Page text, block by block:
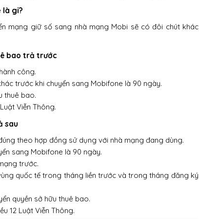
là gi?
mạng giữ số sang nhà mạng Mobi sẽ có đôi chút khác
bao trả trước
công.
trước khi chuyển sang Mobifone là 90 ngày.
thuê bao.
Viễn Thông.
sau
theo hợp đồng sử dụng với nhà mạng đang dùng.
sang Mobifone là 90 ngày.
trước.
quốc tế trong tháng liền trước và trong tháng đăng ký
quyền sở hữu thuê bao.
12 Luật Viễn Thông.